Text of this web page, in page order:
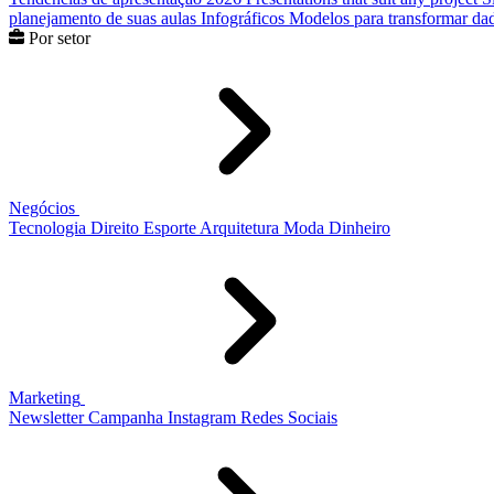
planejamento de suas aulas Infográficos Modelos para transformar
Por setor
Negócios
Tecnologia Direito Esporte Arquitetura Moda Dinheiro
Marketing
Newsletter Campanha Instagram Redes Sociais